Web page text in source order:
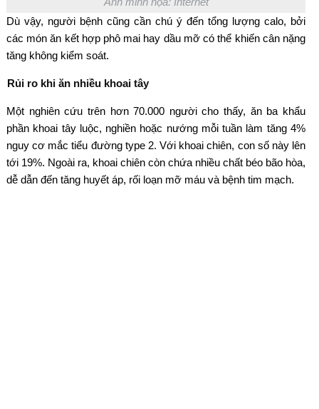
Dù vậy, người bệnh cũng cần chú ý đến tổng lượng calo, bởi
các món ăn kết hợp phô mai hay dầu mỡ có thể khiến cân nặng
tăng không kiểm soát.
Rủi ro khi ăn nhiều khoai tây
Một nghiên cứu trên hơn 70.000 người cho thấy, ăn ba khẩu
phần khoai tây luộc, nghiền hoặc nướng mỗi tuần làm tăng 4%
nguy cơ mắc tiểu đường type 2. Với khoai chiên, con số này lên
tới 19%. Ngoài ra, khoai chiên còn chứa nhiều chất béo bão hòa,
dễ dẫn đến tăng huyết áp, rối loạn mỡ máu và bệnh tim mạch.